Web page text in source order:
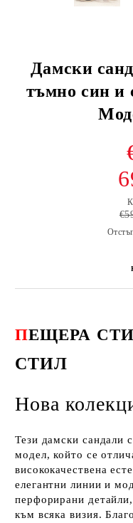
Дамски
тъмно син и
ПЕЩЕРА
СТИЛ
Нова
Тези дамски сандали
модел, който се
висококачествена
елегантни линии и
перфорирани
към всяка визия.